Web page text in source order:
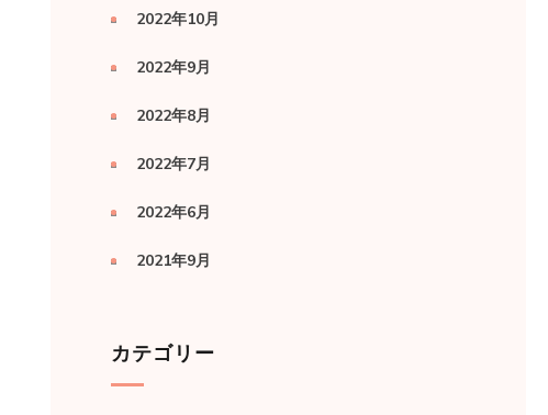
2022年10月
2022年9月
2022年8月
2022年7月
2022年6月
2021年9月
カテゴリー